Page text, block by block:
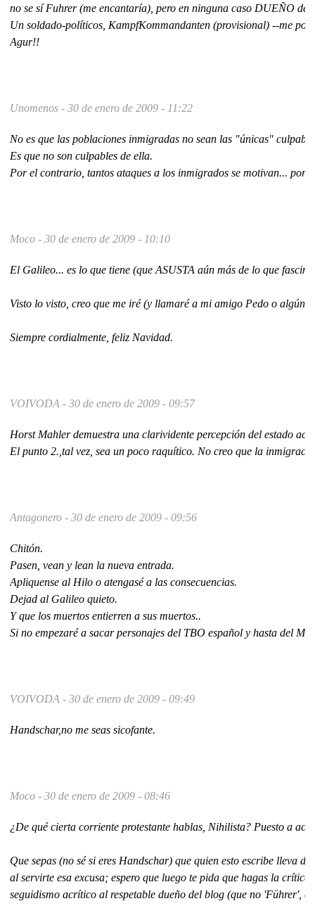
no se sí Fuhrer (me encantaría), pero en ninguna caso DUEÑO de
Un soldado-políticos, KampfKommandanten (provisional) --me
Agur!!
Unomenos - 30 de enero de 2009 - 11:22
No es que las poblaciones inmigradas no sean las "únicas"
Es que no son culpables de ella.
Por el contrario, tantos ataques a los inmigrados se motivan...
Moco - 30 de enero de 2009 - 10:10
El Galileo... es lo que tiene (que ASUSTA aún más de lo que
Visto lo visto, creo que me iré (y llamaré a mi amigo Pedo o algún
Siempre cordialmente, feliz Navidad.
VOIVODA - 30 de enero de 2009 - 09:57
Horst Mahler demuestra una clarividente percepción del estado
El punto 2.,tal vez, sea un poco raquítico. No creo que la
Antagonero - 30 de enero de 2009 - 09:56
Chitón.
Pasen, vean y lean la nueva entrada.
Apliquense al Hilo o atengasé a las consecuencias.
Dejad al Galileo quieto.
Y que los muertos entierren a sus muertos..
Si no empezaré a sacar personajes del TBO español y hasta del
VOIVODA - 30 de enero de 2009 - 09:49
Handschar,no me seas sicofante.
Moco - 30 de enero de 2009 - 08:46
¿De qué cierta corriente protestante hablas, Nihilista? Puesto a
Que sepas (no sé si eres Handschar) que quien esto escribe lleva
al servirte esa excusa; espero que luego te pida que hagas la
seguidismo acrítico al respetable dueño del blog (que no 'Führer',